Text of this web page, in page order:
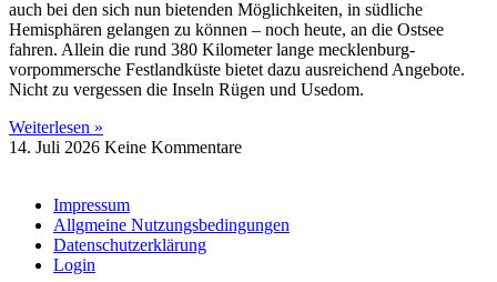
auch bei den sich nun bietenden Möglichkeiten, in südliche
Hemisphären gelangen zu können – noch heute, an die Ostsee
fahren. Allein die rund 380 Kilometer lange mecklenburg-
vorpommersche Festlandküste bietet dazu ausreichend Angebote.
Nicht zu vergessen die Inseln Rügen und Usedom.
Weiterlesen »
14. Juli 2026 Keine Kommentare
Impressum
Allgmeine Nutzungsbedingungen
Datenschutzerklärung
Login